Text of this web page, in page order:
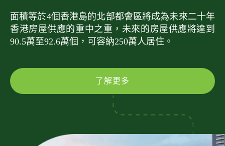
面積等於4個香港島的北部都會區將成為未來二十年
香港房屋供應的重中之重，未來的房屋供應將達到
90.5萬至92.6萬個，可容納250萬人居住。
了解更多